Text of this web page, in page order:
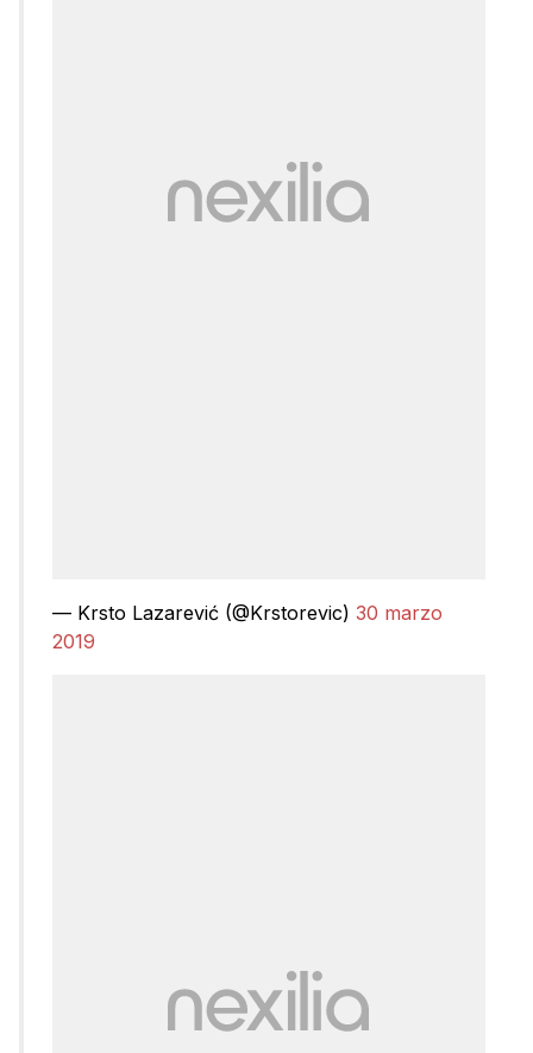
— Krsto Lazarević (@Krstorevic) 30 marzo
2019